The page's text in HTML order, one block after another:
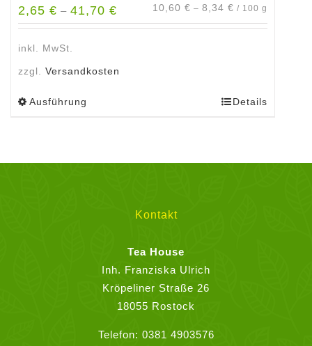
2,65 € – 41,70 € 10,60 € – 8,34 € / 100 g
inkl. MwSt.
zzgl. Versandkosten
Ausführung
Produktseite
werden
Details
Kontakt
Tea House
Inh. Franziska Ulrich
Kröpeliner Straße 26
18055 Rostock
Telefon: 0381 4903576